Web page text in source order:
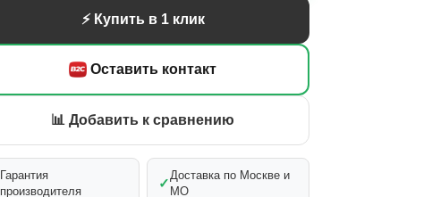
⚡ Купить в 1 клик
Оставить контакт
📊 Добавить к сравнению
Гарантия
производителя
✓
Доставка по Москве и
МО